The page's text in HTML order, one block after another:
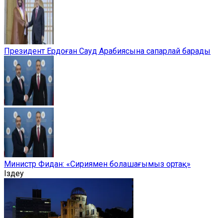
Президент Ердоған Сауд Арабиясына сапарлай барады
Министр Фидан: «Сириямен болашағымыз ортақ»
Іздеу